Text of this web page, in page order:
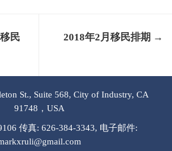
民
2018年2月移民排期 →
St., Suite 568, City of Industry, CA
91748，USA
传真: 626-384-3343, 电子邮件: